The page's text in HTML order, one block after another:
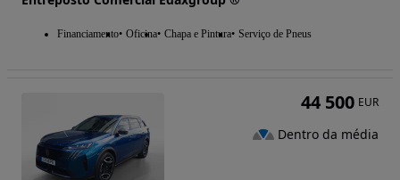
Financiamento Oficina Chapa e Pintura Serviço de Pneus
44 500 EUR
Dentro da média